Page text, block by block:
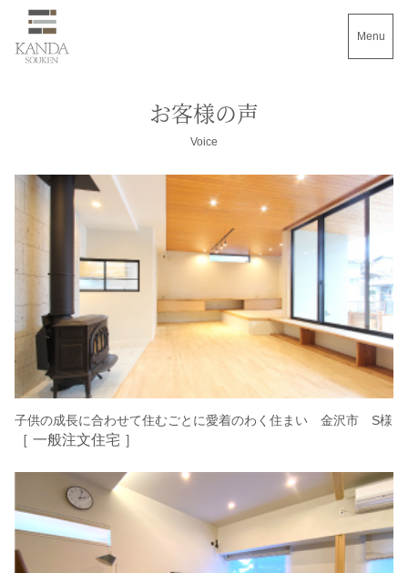
Menu
お客様の声
Voice
子供の成長に合わせて住むごとに愛着のわく住まい 金沢市 S様
［ 一般注文住宅 ］